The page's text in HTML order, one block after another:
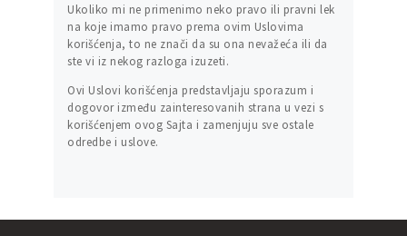
Ukoliko mi ne primenimo neko pravo ili pravni lek
na koje imamo pravo prema ovim Uslovima
korišćenja, to ne znači da su ona nevažeća ili da
ste vi iz nekog razloga izuzeti.
Ovi Uslovi korišćenja predstavljaju sporazum i
dogovor između zainteresovanih strana u vezi s
korišćenjem ovog Sajta i zamenjuju sve ostale
odredbe i uslove.